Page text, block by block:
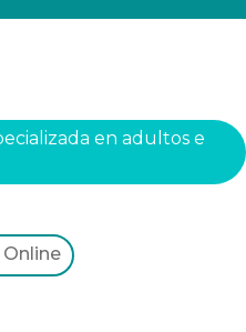
en adultos e
Online